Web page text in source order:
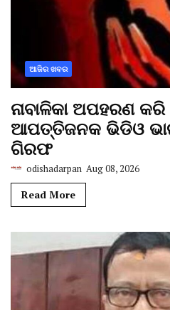
ଆଜିର ଖବର
ନାବାଳିକା ଅପହରଣ କରି
ଆପତ୍ତିଜନକ ଭିଡିଓ
ଗିରଫ
odishadarpan Aug 08, 2026
Read More